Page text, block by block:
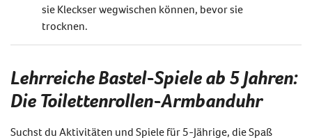
sie Kleckser wegwischen können, bevor sie
trocknen.
Lehrreiche Bastel-Spiele ab 5 Jahren:
Die Toilettenrollen-Armbanduhr
Suchst du Aktivitäten und Spiele für 5-Jährige, die Spaß